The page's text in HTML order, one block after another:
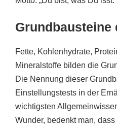
Grundbausteine
Fette, Kohlenhydrate,
Mineralstoffe bilden die
Die Nennung dieser
Einstellungstests in der
wichtigsten
Wunder, bedenkt man,